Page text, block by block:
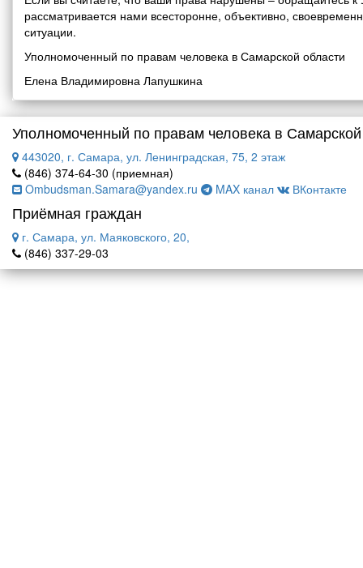
рассматривается нами всесторонне, объективно,
ситуации.
Уполномоченный по правам человека в Самарской области
Елена Владимировна Лапушкина
Уполномоченный по правам человека в
443020, г. Самара, ул. Ленинградская, 75, 2 этаж
(846) 374-64-30 (приемная)
Ombudsman.Samara@yandex.ru
MAX канал ВКонтакте
Приёмная граждан
г. Самара, ул. Маяковского, 20,
(846) 337-29-03